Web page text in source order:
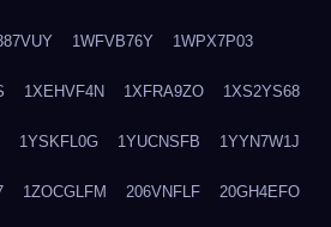
1WFVB76Y 1WPX7P03
1XEHVF4N 1XFRA9ZO 1XS2YS68
1YSKFL0G 1YUCNSFB 1YYN7W1J
1ZOCGLFM 206VNFLF 20GH4EFO